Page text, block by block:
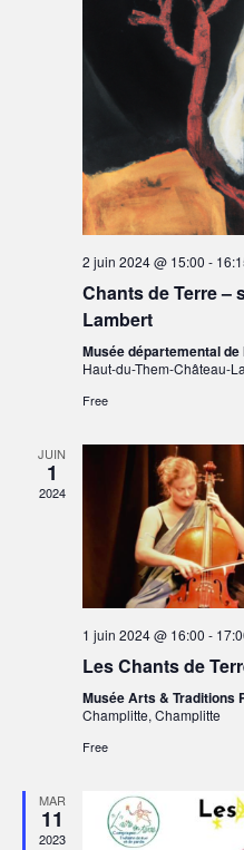
2 juin 2024 @ 15:00 -
Chants de Terre –
Lambert
Musée départemental de
Haut-du-Them-Château-
Free
JUIN
1
2024
1 juin 2024 @ 16:00 -
Les Chants de
Musée Arts & Traditions
Champlitte, Champlitte
Free
MAR
11
2023